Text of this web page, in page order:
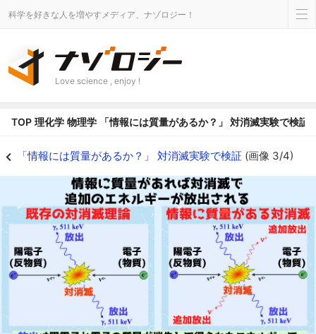
科学を好きな人を増やすメディア、ナゾロジー！
Love science , enjoy !
TOP 理化学 物理学 「情報には質量があるか？」 対消滅実験で検証
「情報には質量があるか？」 対消滅実験で検証 (画像 3/4)